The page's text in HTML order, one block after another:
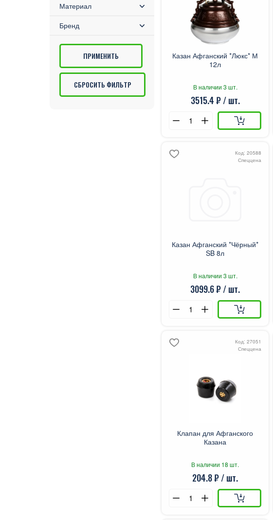
Материал
Бренд
СБРОСИТЬ ФИЛЬТР
Казан Афганский *Люкс* М
12л
В наличии 3 шт.
3515.4 ₽ / шт.
Код: 20588
Спеццена
Казан Афганский *Чёрный*
SB 8л
В наличии 3 шт.
3099.6 ₽ / шт.
Код: 27051
Спеццена
Клапан для Афганского
Казана
В наличии 18 шт.
204.8 ₽ / шт.